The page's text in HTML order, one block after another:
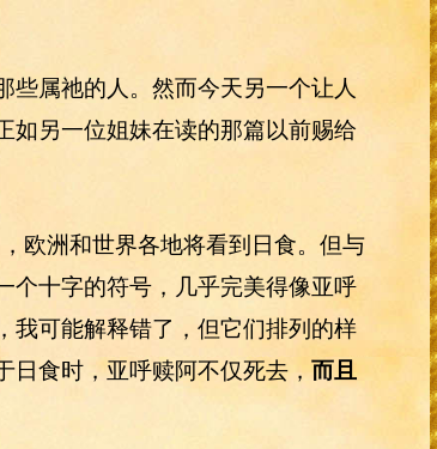
属祂的人。然而今天另一个让人
如另一位姐妹在读的那篇以前赐给
欧洲和世界各地将看到日食。但与
个十字的符号，几乎完美得像亚呼
我可能解释错了，但它们排列的样
日食时，亚呼赎阿不仅死去，而且